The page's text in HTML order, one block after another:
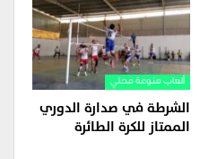
ألعاب منوعة محلي
الشرطة في صدارة الدوري
الممتاز للكرة الطائرة